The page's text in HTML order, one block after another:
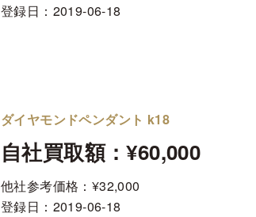
登録日： 2019-06-18
ダイヤモンドペンダント k18
自社買取額：¥60,000
他社参考価格：¥32,000
登録日： 2019-06-18